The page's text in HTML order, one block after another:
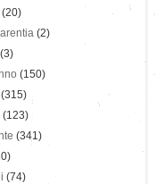
(20)
(2)
(3)
(150)
(315)
(123)
(341)
(74)